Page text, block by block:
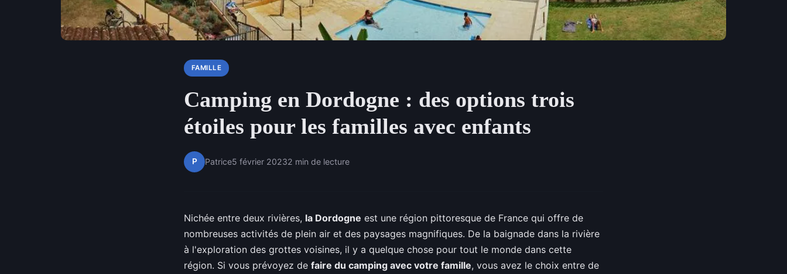
FAMILLE
Camping en Dordogne : des options trois
étoiles pour les familles avec enfants
P Patrice5 février 20232 min de lecture
Nichée entre deux rivières, la Dordogne est une région pittoresque de France qui offre de
nombreuses activités de plein air et des paysages magnifiques. De la baignade dans la rivière
à l'exploration des grottes voisines, il y a quelque chose pour tout le monde dans cette
région. Si vous prévoyez de faire du camping avec votre famille, vous avez le choix entre de